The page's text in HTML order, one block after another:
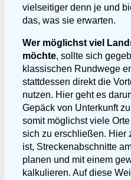
vielseitiger denn je und
das, was sie erwarten.
Wer möglichst viel
möchte, sollte sich
klassischen Rundwege
stattdessen direkt die
nutzen. Hier geht es
Gepäck von Unterkunft
somit möglichst viele
sich zu erschließen. Hier
ist, Streckenabschnitte
planen und mit einem
kalkulieren. Auf diese